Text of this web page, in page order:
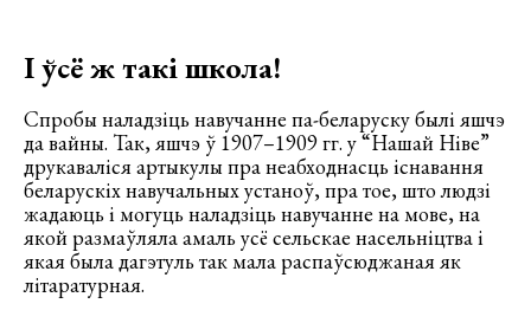
І ўсё ж такі школа!
Спробы наладзіць навучанне па-беларуску былі яшчэ
да вайны. Так, яшчэ ў 1907–1909 гг. у “Нашай Ніве”
друкаваліся артыкулы пра неабходнасць існавання
беларускіх навучальных устаноў, пра тое, што людзі
жадаюць і могуць наладзіць навучанне на мове, на
якой размаўляла амаль усё сельскае насельніцтва і
якая была дагэтуль так мала распаўсюджаная як
літаратурная.